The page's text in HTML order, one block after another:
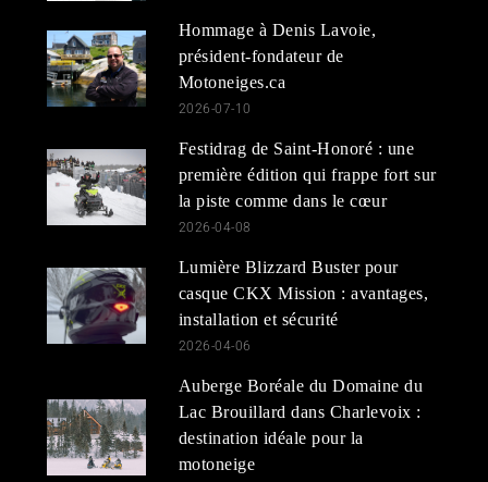
Hommage à Denis Lavoie,
président-fondateur de
Motoneiges.ca
2026-07-10
Festidrag de Saint-Honoré : une
première édition qui frappe fort sur
la piste comme dans le cœur
2026-04-08
Lumière Blizzard Buster pour
casque CKX Mission : avantages,
installation et sécurité
2026-04-06
Auberge Boréale du Domaine du
Lac Brouillard dans Charlevoix :
destination idéale pour la
motoneige